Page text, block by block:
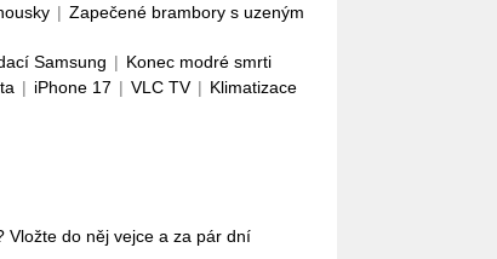
| Zapečené brambory s uzeným
Samsung | Konec modré smrti
| iPhone 17 | VLC TV | Klimatizace
Vložte do něj vejce a za pár dní